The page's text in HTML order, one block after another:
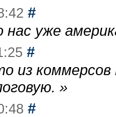
#
нас уже
#
из
»
#